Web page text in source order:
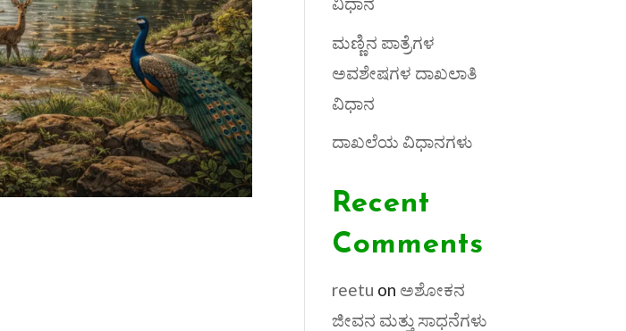
ಮಣ್ಣಿನ ಪಾತ್ರೆಗಳ
ಅವಶೇಷಗಳ ದಾಖಲಾತಿ
ವಿಧಾನ
ದಾಖಲೆಯ ವಿಧಾನಗಳು
Recent
Comments
reetu on ಅಶೋಕನ
ಜೀವನ ಮತ್ತು ಸಾಧನೆಗಳು